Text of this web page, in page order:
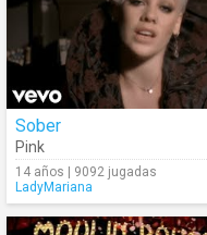
Sober
Pink
14 años | 9092 jugadas
LadyMariana